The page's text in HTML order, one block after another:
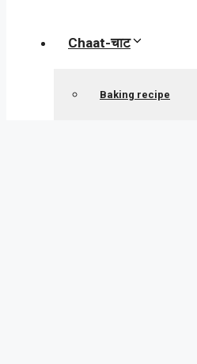
Chaat-चाट
Baking recipe